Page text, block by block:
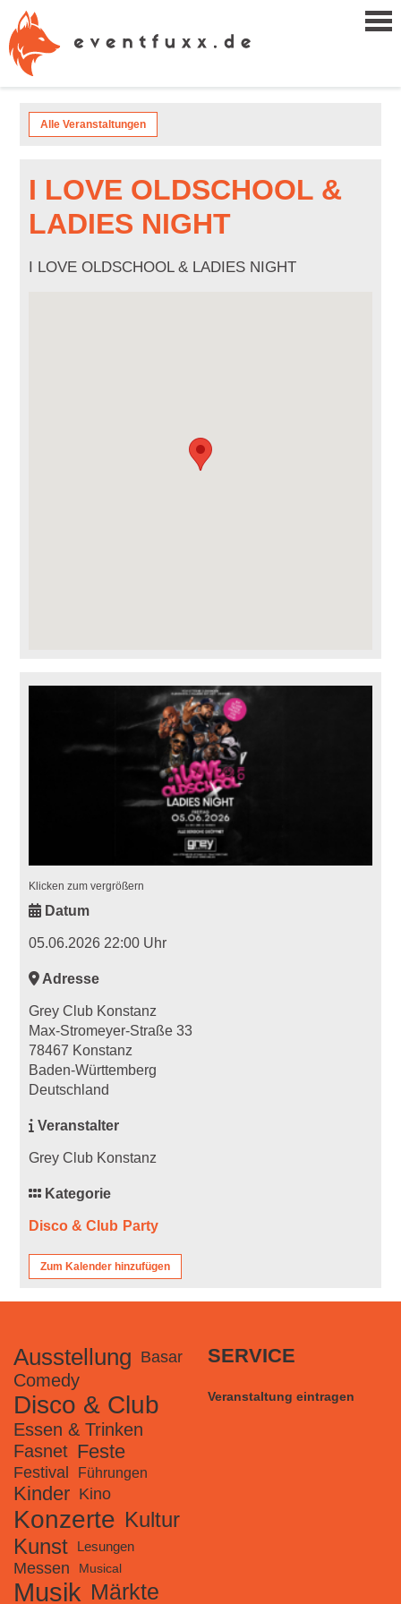
Alle Veranstaltungen
I LOVE OLDSCHOOL &
LADIES NIGHT
I LOVE OLDSCHOOL & LADIES NIGHT
Klicken zum vergrößern
Datum
05.06.2026 22:00 Uhr
Adresse
Grey Club Konstanz
Max-Stromeyer-Straße 33
78467 Konstanz
Baden-Württemberg
Deutschland
Veranstalter
Grey Club Konstanz
Kategorie
Disco & Club Party
Zum Kalender hinzufügen
Ausstellung Basar
Comedy
Disco & Club
Essen & Trinken
Fasnet Feste
Festival Führungen
Kinder Kino
Konzerte Kultur
Kunst
Lesungen
Messen Musical
Musik Märkte
SERVICE
Veranstaltung eintragen